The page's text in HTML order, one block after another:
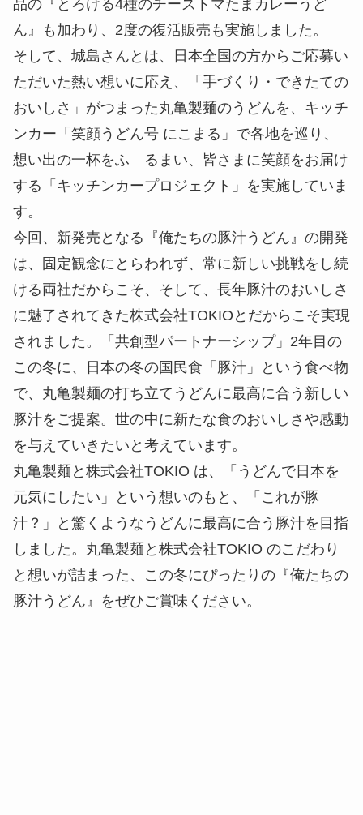
もに、「丸亀製麺×株式会社TOKIO×こども わくわ
く食育プロジェクト」にて食の体験プログラムを開
発中です。また、松岡さんと共同開発をしたガツン
と旨い『トマたまカレーうどん』も発売。多くのお
客さまからご好評をいただき、2022年4月には新商
品の『とろける4種のチーズトマたまカレーうど
ん』も加わり、2度の復活販売も実施しました。
そして、城島さんとは、日本全国の方からご応募い
ただいた熱い想いに応え、「手づくり・できたての
おいしさ」がつまった丸亀製麺のうどんを、キッチ
ンカー「笑顔うどん号 にこまる」で各地を巡り、
想い出の一杯をふ るまい、皆さまに笑顔をお届け
する「キッチンカープロジェクト」を実施していま
す。
今回、新発売となる『俺たちの豚汁うどん』の開発
は、固定観念にとらわれず、常に新しい挑戦をし続
ける両社だからこそ、そして、長年豚汁のおいしさ
に魅了されてきた株式会社TOKIOとだからこそ実現
されました。「共創型パートナーシップ」2年目の
この冬に、日本の冬の国民食「豚汁」という食べ物
で、丸亀製麺の打ち立てうどんに最高に合う新しい
豚汁をご提案。世の中に新たな食のおいしさや感動
を与えていきたいと考えています。
丸亀製麺と株式会社TOKIO は、「うどんで日本を